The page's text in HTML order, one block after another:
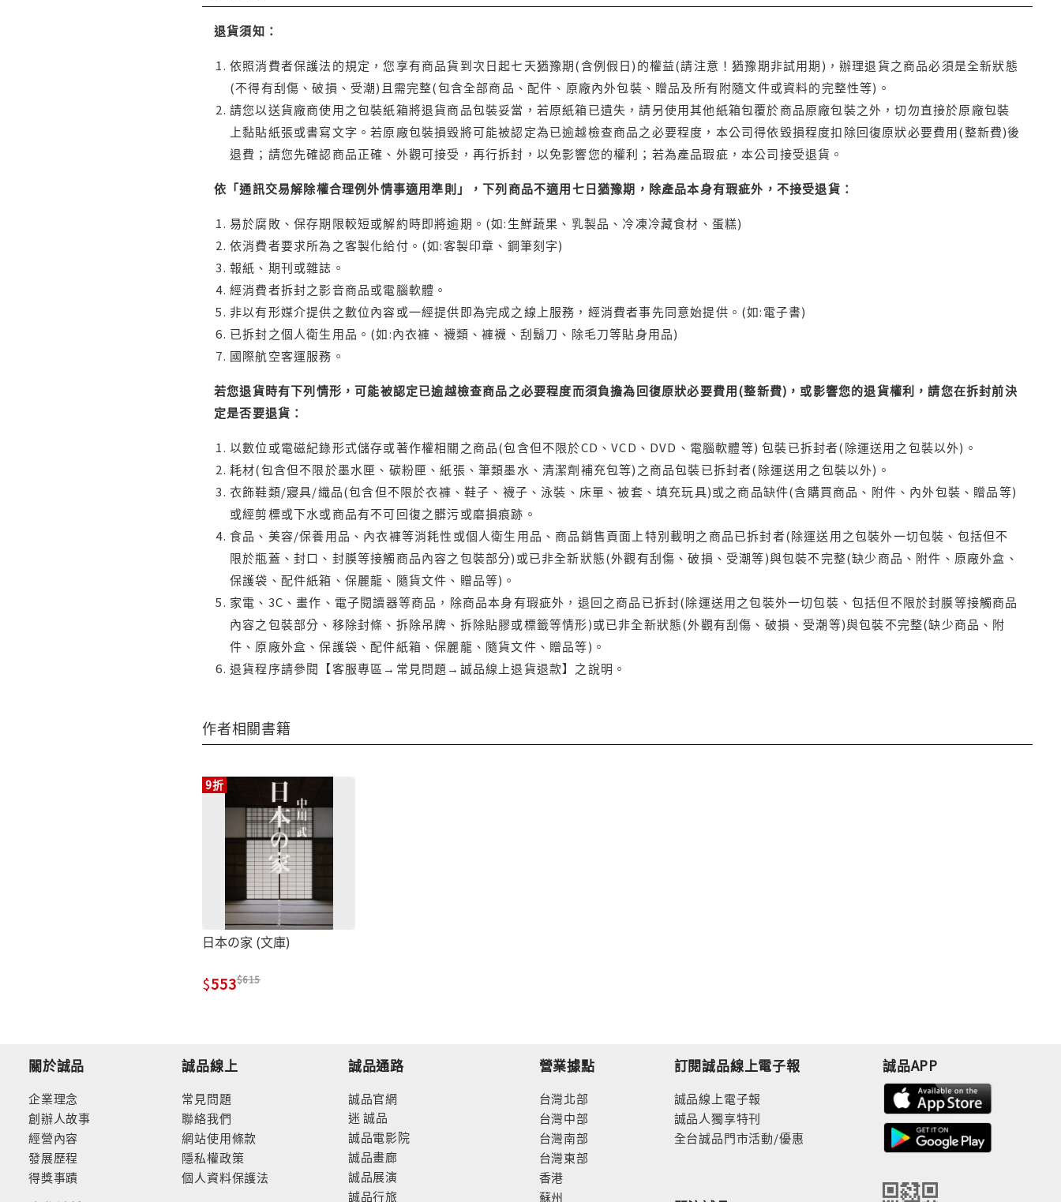
退貨須知：
依照消費者保護法的規定，您享有商品貨到次日起七天猶豫期(含例假日)的權益(請注意！猶豫期非試用期)，辦理退貨之商品必須是全新狀態
(不得有刮傷、破損、受潮)且需完整(包含全部商品、配件、原廠內外包裝、贈品及所有附隨文件或資料的完整性等)。
請您以送貨廠商使用之包裝紙箱將退貨商品包裝妥當，若原紙箱已遺失，請另使用其他紙箱包覆於商品原廠包裝之外，切勿直接於原廠包裝
上黏貼紙張或書寫文字。若原廠包裝損毀將可能被認定為已逾越檢查商品之必要程度，本公司得依毀損程度扣除回復原狀必要費用(整新費)後
退費；請您先確認商品正確、外觀可接受，再行拆封，以免影響您的權利；若為產品瑕疵，本公司接受退貨。
依「通訊交易解除權合理例外情事適用準則」，下列商品不適用七日猶豫期，除產品本身有瑕疵外，不接受退貨：
易於腐敗、保存期限較短或解約時即將逾期。(如:生鮮蔬果、乳製品、冷凍冷藏食材、蛋糕)
依消費者要求所為之客製化給付。(如:客製印章、鋼筆刻字)
報紙、期刊或雜誌。
經消費者拆封之影音商品或電腦軟體。
非以有形媒介提供之數位內容或一經提供即為完成之線上服務，經消費者事先同意始提供。(如:電子書)
已拆封之個人衛生用品。(如:內衣褲、襪類、褲襪、刮鬍刀、除毛刀等貼身用品)
國際航空客運服務。
若您退貨時有下列情形，可能被認定已逾越檢查商品之必要程度而須負擔為回復原狀必要費用(整新費)，或影響您的退貨權利，請您在拆封前決
定是否要退貨：
以數位或電磁紀錄形式儲存或著作權相關之商品(包含但不限於CD、VCD、DVD、電腦軟體等) 包裝已拆封者(除運送用之包裝以外)。
耗材(包含但不限於墨水匣、碳粉匣、紙張、筆類墨水、清潔劑補充包等)之商品包裝已拆封者(除運送用之包裝以外)。
衣飾鞋類/寢具/織品(包含但不限於衣褲、鞋子、襪子、泳裝、床單、被套、填充玩具)或之商品缺件(含購買商品、附件、內外包裝、贈品等)
或經剪標或下水或商品有不可回復之髒污或磨損痕跡。
食品、美容/保養用品、內衣褲等消耗性或個人衛生用品、商品銷售頁面上特別載明之商品已拆封者(除運送用之包裝外一切包裝、包括但不
限於瓶蓋、封口、封膜等接觸商品內容之包裝部分)或已非全新狀態(外觀有刮傷、破損、受潮等)與包裝不完整(缺少商品、附件、原廠外盒、
保護袋、配件紙箱、保麗龍、隨貨文件、贈品等)。
家電、3C、畫作、電子閱讀器等商品，除商品本身有瑕疵外，退回之商品已拆封(除運送用之包裝外一切包裝、包括但不限於封膜等接觸商品
內容之包裝部分、移除封條、拆除吊牌、拆除貼膠或標籤等情形)或已非全新狀態(外觀有刮傷、破損、受潮等)與包裝不完整(缺少商品、附
件、原廠外盒、保護袋、配件紙箱、保麗龍、隨貨文件、贈品等)。
退貨程序請參閱【客服專區→常見問題→誠品線上退貨退款】之說明。
作者相關書籍
9折
日本の家 (文庫)
553 615
關於誠品
企業理念
創辦人故事
經營內容
發展歷程
得獎事蹟
誠品線上
常見問題
聯絡我們
網站使用條款
隱私權政策
個人資料保護法
誠品通路
誠品官網
迷 誠品
誠品電影院
誠品畫廊
誠品展演
誠品行旅
營業據點
台灣北部
台灣中部
台灣南部
台灣東部
香港
蘇州
訂閱誠品線上電子報
誠品線上電子報
誠品人獨享特刊
全台誠品門市活動/優惠
誠品APP